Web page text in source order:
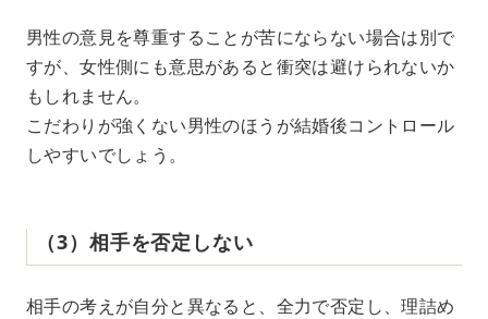
男性の意見を尊重することが苦にならない場合は別で
すが、女性側にも意思があると衝突は避けられないか
もしれません。
こだわりが強くない男性のほうが結婚後コントロール
しやすいでしょう。
（3）相手を否定しない
相手の考えが自分と異なると、全力で否定し、理詰め